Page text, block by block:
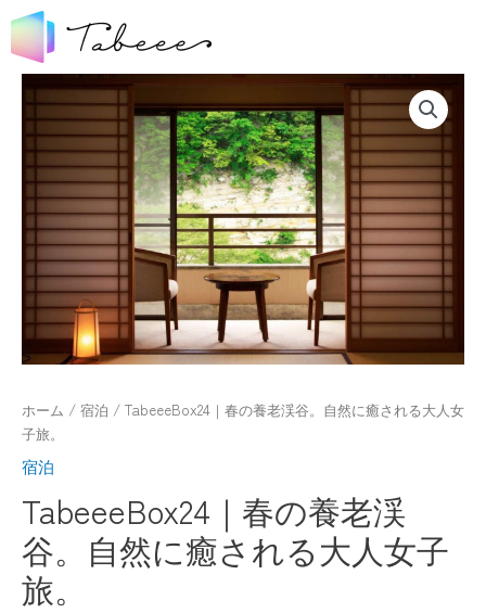
ホーム / 宿泊 / TabeeeBox24｜春の養老渓谷。自然に癒される大人女
子旅。
宿泊
TabeeeBox24｜春の養老渓
谷。自然に癒される大人女子
旅。